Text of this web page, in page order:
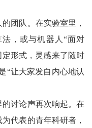
团队。在实验室里，
，或与机器人“面对
形式，灵感来了随时
“让大家发自内心地认
讨论声再次响起。在
代表的青年科研者，